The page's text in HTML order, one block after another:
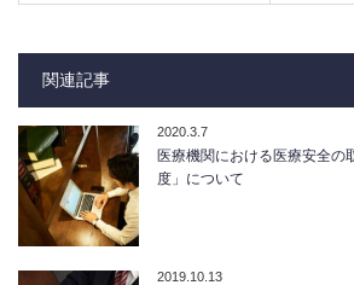
関連記事
2020.3.7
医療機関における医療安全の
度」について
2019.10.13